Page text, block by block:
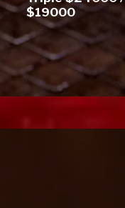
$19000